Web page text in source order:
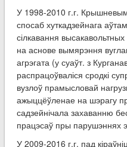
У 1998-2010 г.г.
спосаб хуткадзейнага
сілкавання
на аснове вымярэння
агрэгата (у суаўт. з
распрацоўваліся сродкі
вузлоў прамысловай
ажыццёўленае на шэрагу
садзейнічала захаванню
працэсаў пры парушэннях
У 2009-2016 г.г. пад